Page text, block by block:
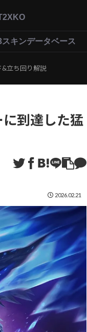
2XKO
スキンデータベース
&立ち回り解説
に到達した猛
2026.02.21